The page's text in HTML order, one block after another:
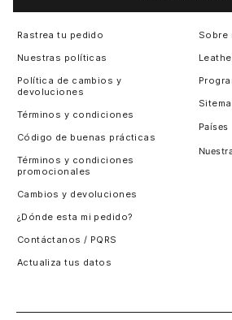
Rastrea tu pedido
Nuestras políticas
Política de cambios y
devoluciones
Términos y condiciones
Código de buenas prácticas
Términos y condiciones
promocionales
Cambios y devoluciones
¿Dónde esta mi pedido?
Contáctanos / PQRS
Actualiza tus datos
Sobre
Países
Perú